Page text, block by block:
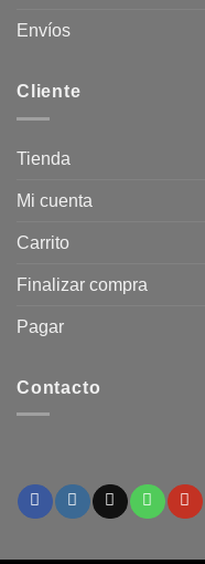
Envíos
Cliente
Tienda
Mi cuenta
Carrito
Finalizar compra
Pagar
Contacto